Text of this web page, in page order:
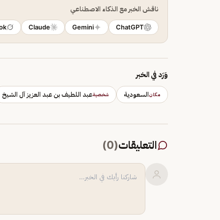
ناقش الخبر مع الذكاء الاصطناعي
ChatGPT
Gemini
Claude
وَرَد في الخبر
مكانالسعودية شخصيةعبد اللطيف بن عبد العزيز آل الشيخ
التعليقات(
0
)